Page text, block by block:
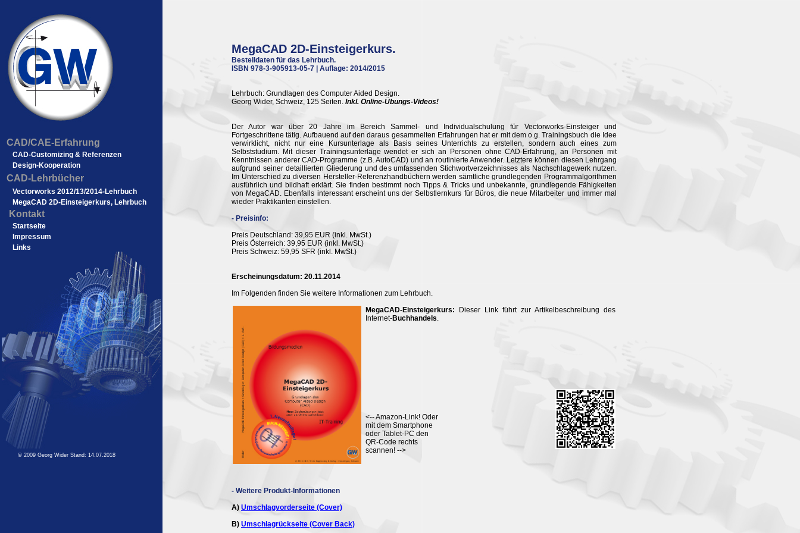
CAD/CAE-Erfahrung
CAD-Customizing & Referenzen
Design-Kooperation
CAD-Lehrbücher
Vectorworks 2012/13/2014-Lehrbuch
MegaCAD 2D-Einsteigerkurs, Lehrbuch
Kontakt
Startseite
Impressum
Links
© 2009 Georg Wider Stand: 14.07.2018
MegaCAD 2D-Einsteigerkurs.
Bestelldaten für das Lehrbuch.
ISBN 978-3-905913-05-7 | Auflage: 2014/2015
Lehrbuch: Grundlagen des Computer Aided Design.
Georg Wider, Schweiz, 125 Seiten. Inkl. Online-Übungs-Videos!
Der Autor war über 20 Jahre im Bereich Sammel- und Individualschulung für Vectorworks-Einsteiger und
Fortgeschrittene tätig. Aufbauend auf den daraus gesammelten Erfahrungen hat er mit dem o.g. Trainingsbuch die Idee
verwirklicht, nicht nur eine Kursunterlage als Basis seines Unterrichts zu erstellen, sondern auch eines zum
Selbststudium. Mit dieser Trainingsunterlage wendet er sich an Personen ohne CAD-Erfahrung, an Personen mit
Kenntnissen anderer CAD-Programme (z.B. AutoCAD) und an routinierte Anwender. Letztere können diesen Lehrgang
aufgrund seiner detaillierten Gliederung und des umfassenden Stichwortverzeichnisses als Nachschlagewerk nutzen.
Im Unterschied zu diversen Hersteller-Referenzhandbüchern werden sämtliche grundlegenden Programmalgorithmen
ausführlich und bildhaft erklärt. Sie finden bestimmt noch Tipps & Tricks und unbekannte, grundlegende Fähigkeiten
von MegaCAD. Ebenfalls interessant erscheint uns der Selbstlernkurs für Büros, die neue Mitarbeiter und immer mal
wieder Praktikanten einstellen.
- Preisinfo:
Preis Deutschland: 39,95 EUR (inkl. MwSt.)
Preis Österreich: 39,95 EUR (inkl. MwSt.)
Preis Schweiz: 59,95 SFR (inkl. MwSt.)
Erscheinungsdatum: 20.11.2014
Im Folgenden finden Sie weitere Informationen zum Lehrbuch.
MegaCAD-Einsteigerkurs: Dieser Link führt zur Artikelbeschreibung des
Internet-Buchhandels.
<-- Amazon-Link! Oder
mit dem Smartphone
oder Tablet-PC den
QR-Code rechts
scannen! -->
- Weitere Produkt-Informationen
A) Umschlagvorderseite (Cover)
B) Umschlagrückseite (Cover Back)